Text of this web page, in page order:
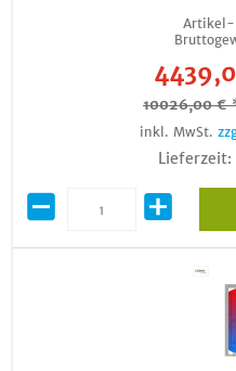
Artikel-
10026,00 €
inkl. MwSt.